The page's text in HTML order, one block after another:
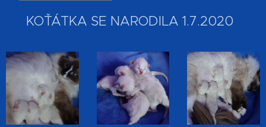
KOŤÁTKA SE NARODILA 1.7.2020